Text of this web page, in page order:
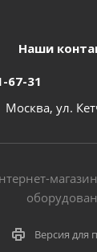
Наши
67-31
Москва, ул.
Версия для